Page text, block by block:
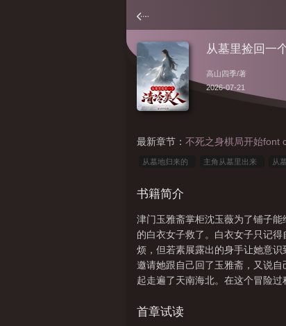
从墓里捡回一
高山四季/著
2026-07-21
最新章节： 不死之身棋局开始font
从墓地归来的 主角从墓里出来 从
出来的摄政王妃最新章节
书籍简介
津门玉雅斋掌柜沈玉薇为了铺子
的白衣女子救了。白衣女子只记
烦，但若素展露出的身手让她意
邀请她跟自己回了玉雅斋，又说
起走遍了天南海北。在这个冒险
首章试读